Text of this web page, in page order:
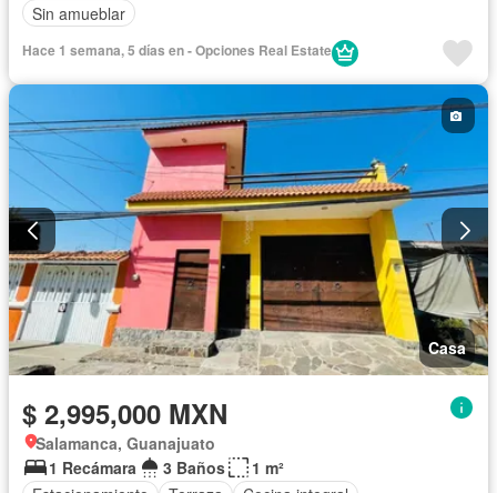
Sin amueblar
Hace 1 semana, 5 días en - Opciones Real Estate
Casa
$ 2,995,000 MXN
Salamanca, Guanajuato
1 Recámara
3 Baños
1 m²